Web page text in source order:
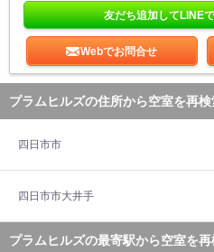
友だち追加してLINE
Webでお問合せ
プラムヒルズの住所から空室を再検
四日市市
四日市市大井手
プラムヒルズの最寄駅から空室を